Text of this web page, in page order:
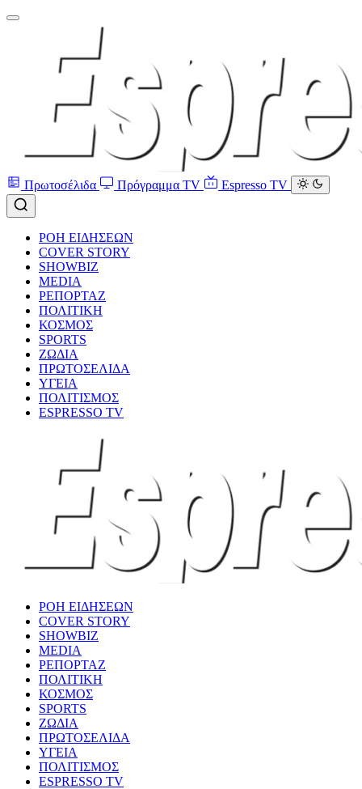
Πρωτοσέλιδα Πρόγραμμα TV Espresso TV
ΡΟΗ ΕΙΔΗΣΕΩΝ
COVER STORY
SHOWBIZ
MEDIA
ΡΕΠΟΡΤΑΖ
ΠΟΛΙΤΙΚΗ
ΚΟΣΜΟΣ
SPORTS
ΖΩΔΙΑ
ΠΡΩΤΟΣΕΛΙΔΑ
ΥΓΕΙΑ
ΠΟΛΙΤΙΣΜΟΣ
ESPRESSO TV
ΡΟΗ ΕΙΔΗΣΕΩΝ
COVER STORY
SHOWBIZ
MEDIA
ΡΕΠΟΡΤΑΖ
ΠΟΛΙΤΙΚΗ
ΚΟΣΜΟΣ
SPORTS
ΖΩΔΙΑ
ΠΡΩΤΟΣΕΛΙΔΑ
ΥΓΕΙΑ
ΠΟΛΙΤΙΣΜΟΣ
ESPRESSO TV